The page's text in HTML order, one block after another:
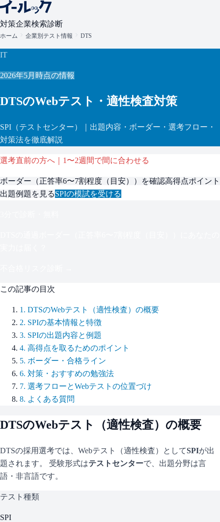
対策企業検索診断
ホーム 企業別テスト情報 DTS
IT
2026年5月 時点の情報
DTSのWebテスト・適性検査対策
SPI （テストセンター）
｜出題内容・ボーダー・選考フロー・
対策法を徹底解説
選考直前の方へ｜1〜2週間で間に合わせる
ボーダー（正答率6〜7割程度（目安） ）を確認高得点ポイント
出題例題を見るSPIの模試を受ける
この記事の目次
1 . DTSのWebテスト（適性検査）の概要
2. SPIの基本情報と特徴
3. SPIの出題内容と例題
4. 高得点を取るためのポイント
5. ボーダー・合格ライン
6. 対策・おすすめの勉強法
7. 選考フローとWebテストの位置づけ
8. よくある質問
DTSのWebテスト（適性検査）の概要
DTSの採用選考では、Webテスト（適性検査）としてSPIが出
題されます。 受験形式はテストセンターで、 出題分野は言
語・非言語です。
テスト種類
SPI